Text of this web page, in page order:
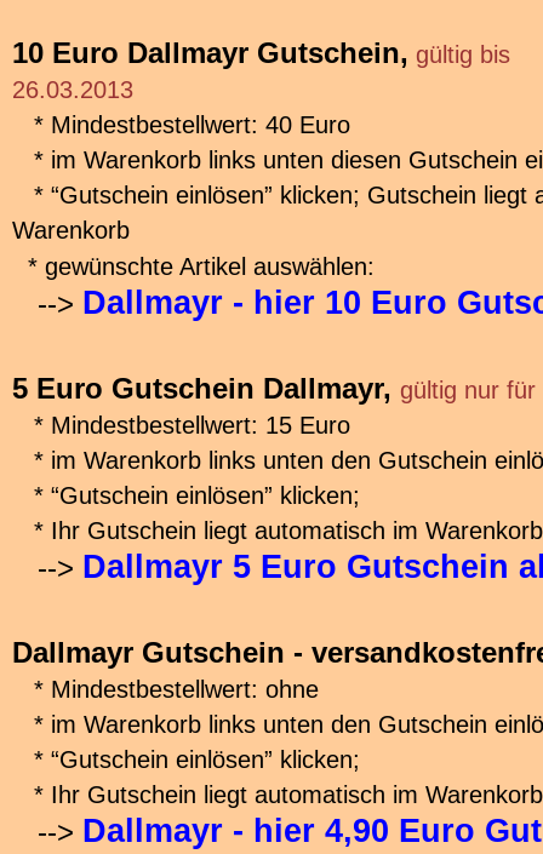
10 Euro Dallmayr Gutschein, gültig bis
26.03.2013
* Mindestbestellwert: 40 Euro
* im Warenkorb links unten diesen Gutschein
* “Gutschein einlösen” klicken; Gutschein liegt
Warenkorb
* gewünschte Artikel auswählen:
--> Dallmayr - hier 10 Euro
5 Euro Gutschein Dallmayr, gültig nur
* Mindestbestellwert: 15 Euro
* im Warenkorb links unten den Gutschein
* “Gutschein einlösen” klicken;
* Ihr Gutschein liegt automatisch im
--> Dallmayr 5 Euro Gutschein
Dallmayr Gutschein -
* Mindestbestellwert: ohne
* im Warenkorb links unten den Gutschein
* “Gutschein einlösen” klicken;
* Ihr Gutschein liegt automatisch im
--> Dallmayr - hier 4,90 Euro